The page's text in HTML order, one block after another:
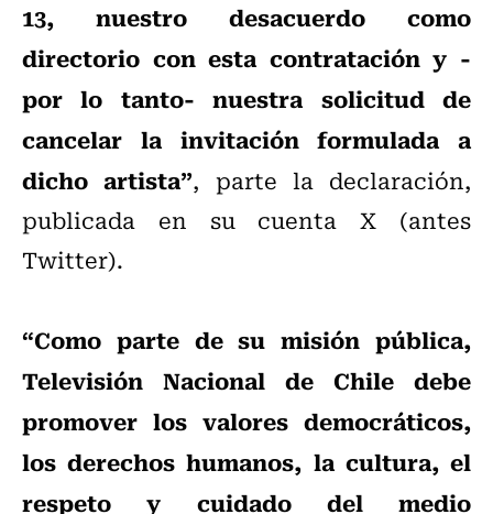
13, nuestro desacuerdo como
directorio con esta contratación y -
por lo tanto- nuestra solicitud de
cancelar la invitación formulada a
dicho artista”, parte la declaración,
publicada en su cuenta X (antes
Twitter).
“Como parte de su misión pública,
Televisión Nacional de Chile debe
promover los valores democráticos,
los derechos humanos, la cultura, el
respeto y cuidado del medio